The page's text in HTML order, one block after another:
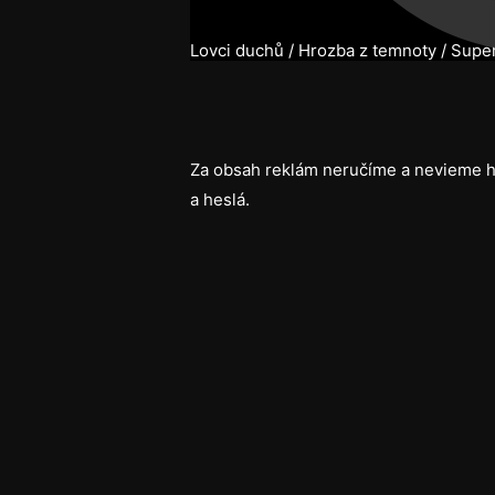
Lovci duchů / Hrozba z temnoty /
Za obsah reklám neručíme a nevieme
a heslá.